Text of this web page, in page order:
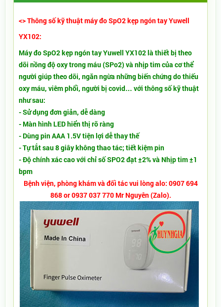
<> Thông số kỹ thuật máy đo SpO2 kẹp ngón tay Yuwell
YX102:
Máy đo SpO2 kẹp ngón tay Yuwell YX102 là thiết bị theo
dõi nồng độ oxy trong máu (SPo2) và nhịp tim của cơ thể
người giúp theo dõi, ngăn ngừa những biến chứng do thiếu
oxy máu, viêm phổi, người bị covid… với thông số kỹ thuật
như sau:
- Sử dụng đơn giản, dễ dàng
- Màn hình LED hiển thị rõ ràng
- Dùng pin AAA 1.5V tiện lợi dễ thay thế
- Tự tắt sau 8 giây không thao tác; tiết kiệm pin
- Độ chính xác cao với chỉ số SPO2 đạt ±2% và Nhịp tim ±1
bpm
Bệnh viện, phòng khám và đối tác vui lòng alo: 0907 694
868 or 0937 037 770 Mr Nguyên (Zalo).